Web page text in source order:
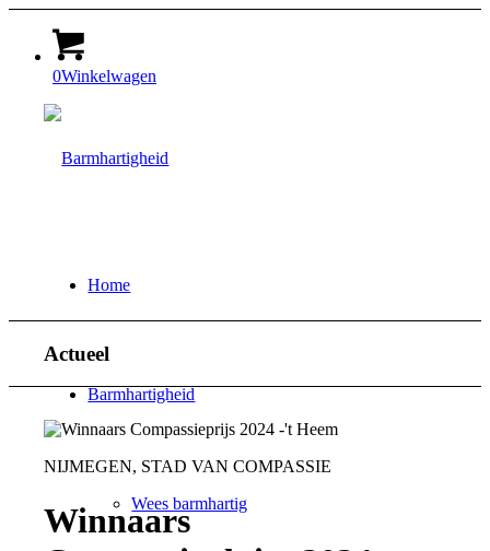
0Winkelwagen
Home
Barmhartigheid
Wees barmhartig
Actueel
NIJMEGEN, STAD VAN COMPASSIE
Winnaars